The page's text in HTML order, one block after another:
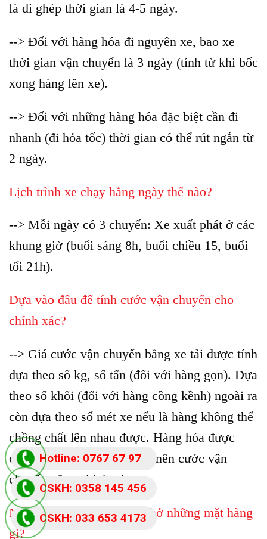
là đi ghép thời gian là 4-5 ngày.
--> Đối với hàng hóa đi nguyên xe, bao xe
thời gian vận chuyển là 3 ngày (tính từ khi bốc
xong hàng lên xe).
--> Đối với những hàng hóa đặc biệt cần đi
nhanh (đi hỏa tốc) thời gian có thể rút ngắn từ
2 ngày.
Lịch trình xe chạy hằng ngày thế nào?
--> Mỗi ngày có 3 chuyến: Xe xuất phát ở các
khung giờ (buổi sáng 8h, buổi chiều 15, buổi
tối 21h).
Dựa vào đâu để tính cước vận chuyển cho
chính xác?
--> Giá cước vận chuyển bằng xe tải được tính
dựa theo số kg, số tấn (đối với hàng gọn). Dựa
theo số khối (đối với hàng cồng kềnh) ngoài ra
còn dựa theo số mét xe nếu là hàng không thể
chồng chất lên nhau được. Hàng hóa được
chúng tôi cân đo chính xác nên cước vận
chuyển cũng chính xác.
Nhà xe Bảo Khang nhận chở những mặt hàng
gì?
Hotline: 0767 67 97
87
CSKH: 033 653 4173
CSKH: 0358 145 456